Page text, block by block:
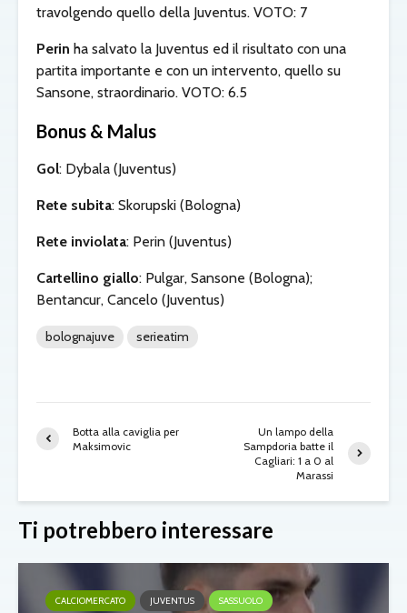
travolgendo quello della Juventus. VOTO: 7
Perin ha salvato la Juventus ed il risultato con una
partita importante e con un intervento, quello su
Sansone, straordinario. VOTO: 6.5
Bonus & Malus
Gol: Dybala (Juventus)
Rete subita: Skorupski (Bologna)
Rete inviolata: Perin (Juventus)
Cartellino giallo: Pulgar, Sansone (Bologna);
Bentancur, Cancelo (Juventus)
bolognajuve serieatim
Botta alla caviglia per
Maksimovic
Un lampo della
Sampdoria batte il
Cagliari: 1 a 0 al
Marassi
Ti potrebbero interessare
CALCIOMERCATO JUVENTUS SASSUOLO